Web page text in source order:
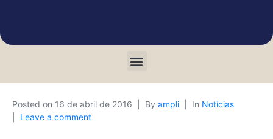
Posted on 16 de abril de 2016 By ampli In Notícias
Leave a comment